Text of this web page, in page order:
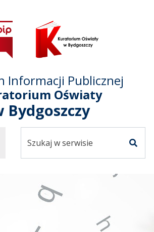
Przejdź do
menu
do treści
do mapy
serwisu
Informacji Publicznej
Oświaty
Bydgoszczy
dostosowania
serwisie